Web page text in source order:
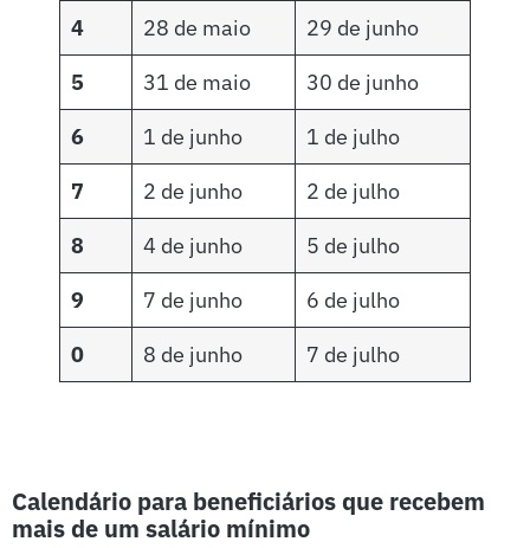
4
28 de maio
29 de junho
5
31 de maio
30 de junho
6
1 de junho
1 de julho
7
2 de junho
2 de julho
8
4 de junho
5 de julho
9
7 de junho
6 de julho
0
8 de junho 7 de julho
Calendário para beneficiários que recebem
mais de um salário mínimo